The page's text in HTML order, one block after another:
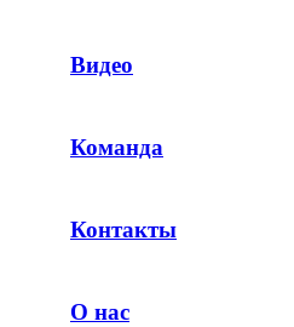
Видео
Команда
Контакты
О нас